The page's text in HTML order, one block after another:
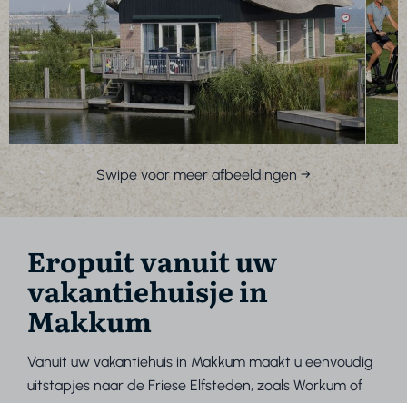
Swipe voor meer afbeeldingen →
Eropuit vanuit uw
vakantiehuisje in
Makkum
Vanuit uw vakantiehuis in Makkum maakt u eenvoudig
uitstapjes naar de Friese Elfsteden, zoals Workum of